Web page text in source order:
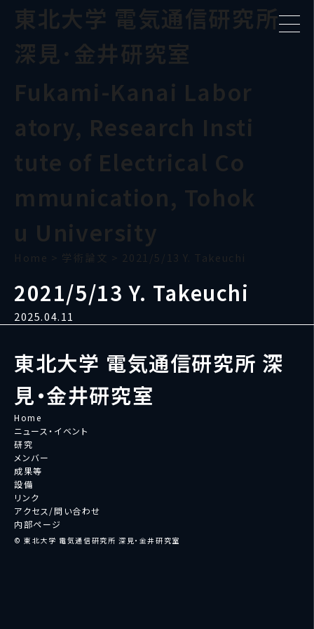
東北大学 電気通信研究所
深見･金井研究室
Fukami-Kanai Labor
atory, Research Insti
tute of Electrical Co
mmunication, Tohok
u University
Home > 学術論文 > 2021/5/13 Y. Takeuchi
2021/5/13 Y. Takeuchi
2025.04.11
東北大学 電気通信研究所 深
見・金井研究室
Home
ニュース・イベント
研究
メンバー
成果等
設備
リンク
アクセス/問い合わせ
内部ページ
© 東北大学 電気通信研究所 深見・金井研究室